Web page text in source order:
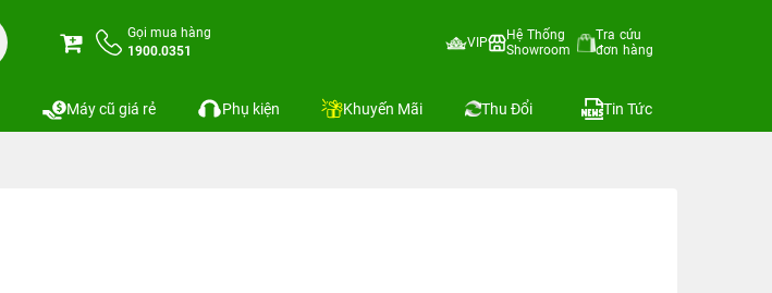
Gọi mua hàng
1900.0351
VIP
Hệ Thống
Showroom
Tra cứu
đơn hàng
Máy cũ giá rẻ Phụ kiện Khuyến Mãi Thu Đổi Tin Tức